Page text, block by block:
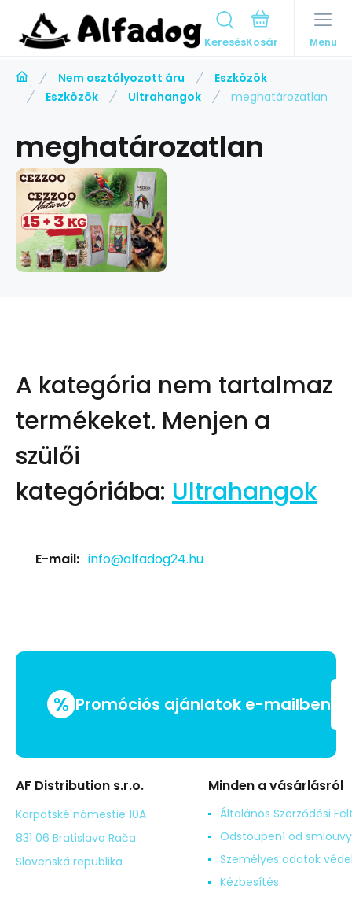
Keresés Menu
Nem osztályozott áru
Eszközök
Eszközök
Ultrahangok meghatározatlan
meghatározatlan
A kategória nem tartalmaz
termékeket. Menjen a
szülői
kategóriába: Ultrahangok
E-mail: info@alfadog24.hu
% Promóciós ajánlatok e-mailben
AF Distribution s.r.o.
Karpatské námestie 10A
831 06 Bratislava Rača
Slovenská republika
Minden a vásárlásról
Általános Szerződési
Odstoupení od smlouvy
Személyes adatok
Kézbesítés